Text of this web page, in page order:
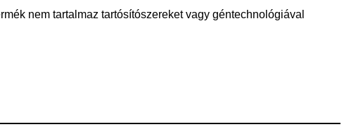
nem tartalmaz tartósítószereket vagy géntechnológiával